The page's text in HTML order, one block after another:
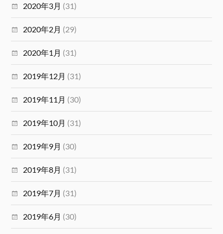
2020年3月 (31)
2020年2月 (29)
2020年1月 (31)
2019年12月 (31)
2019年11月 (30)
2019年10月 (31)
2019年9月 (30)
2019年8月 (31)
2019年7月 (31)
2019年6月 (30)